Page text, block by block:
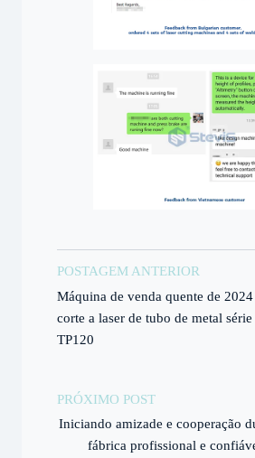
POSTAGEM ANTERIOR
Máquina de venda quente de
corte a laser de tubo de metal série
TP120
PRÓXIMO POST
Iniciando amizade e cooperação
fábrica profissional e